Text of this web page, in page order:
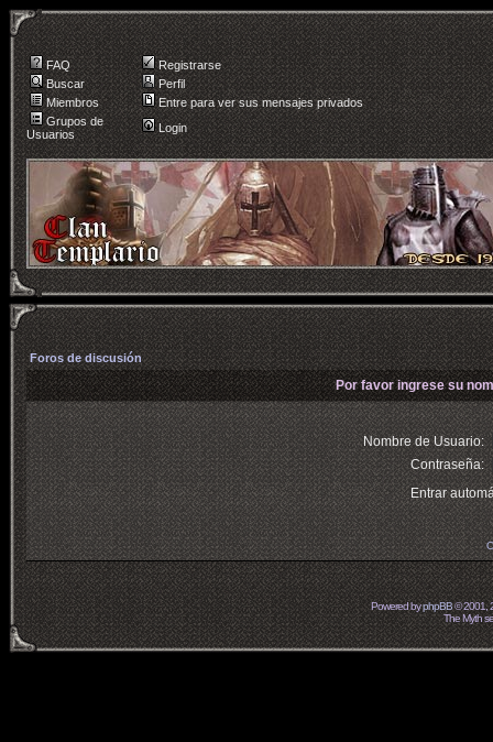
FAQ
Registrarse
Buscar
Perfil
Miembros
Entre para ver sus mensajes privados
Grupos de
Usuarios
Login
Foros de discusión
Por favor ingrese su
Nombre de Usuario:
Contraseña:
Entrar
Powered byphpBB© 2001,
The Myth